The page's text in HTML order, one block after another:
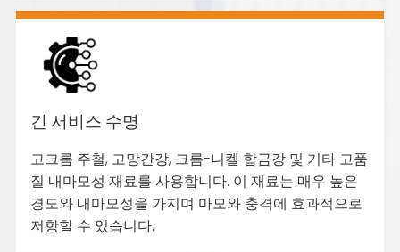
긴 서비스 수명
고크롬 주철, 고망간강, 크롬-니켈 합금강 및 기타 고품
질 내마모성 재료를 사용합니다. 이 재료는 매우 높은
경도와 내마모성을 가지며 마모와 충격에 효과적으로
저항할 수 있습니다.